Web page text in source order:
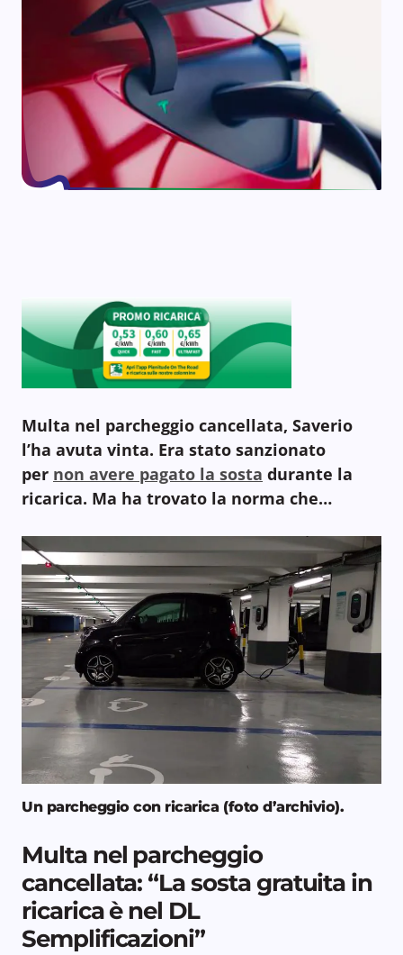
Multa nel parcheggio cancellata, Saverio
l’ha avuta vinta. Era stato sanzionato
per non avere pagato la sosta durante la
ricarica. Ma ha trovato la norma che…
Un parcheggio con ricarica (foto d’archivio).
Multa nel parcheggio
cancellata: “La sosta gratuita in
ricarica è nel DL
Semplificazioni”